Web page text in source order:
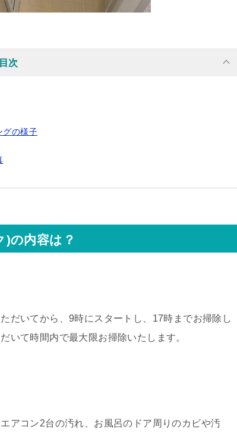
目次
グの様子
の内容は？
だいてから、9時にスタートし、17時までお掃除し
いて時間内で最大限お掃除いたします。
アコン2台の汚れ、お風呂のドア周りのカビや汚